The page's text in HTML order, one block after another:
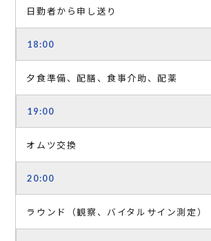
日勤者から申し送り
18:00
夕食準備、配膳、食事介助、配薬
19:00
オムツ交換
20:00
ラウンド（観察、バイタルサイン測定）